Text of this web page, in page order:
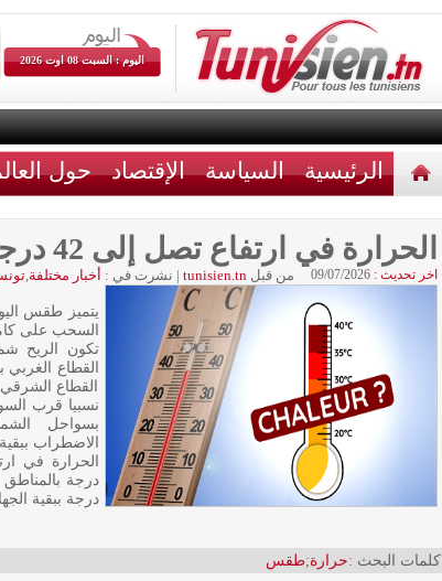
اليوم : السبت 08 اوت 2026
الرئيسية السياسة الإقتصاد حول
الحرارة في ارتفاع تصل إلى 42 درجة
اخر تحديث : 09/07/2026 من قبلtunisien.tn
| نشرت في : أخبار مختلفة,
يتميز طقس
السحب على
تكون الريح
القطاع
القطاع
نسبيا قرب
بسواحل
الاضطراب
درجة ببقية
كلمات البحث :حرارة;طقس